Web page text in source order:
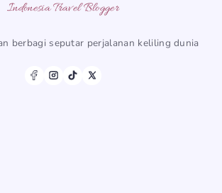
Indonesia Travel Blogger
berbagi seputar perjalanan keliling dunia